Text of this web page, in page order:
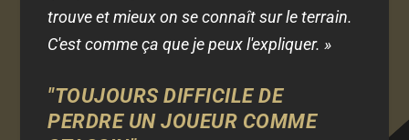
trouve et mieux on se connaît sur le terrain.
C'est comme ça que je peux l'expliquer. »
"TOUJOURS DIFFICILE DE
PERDRE UN JOUEUR COMME